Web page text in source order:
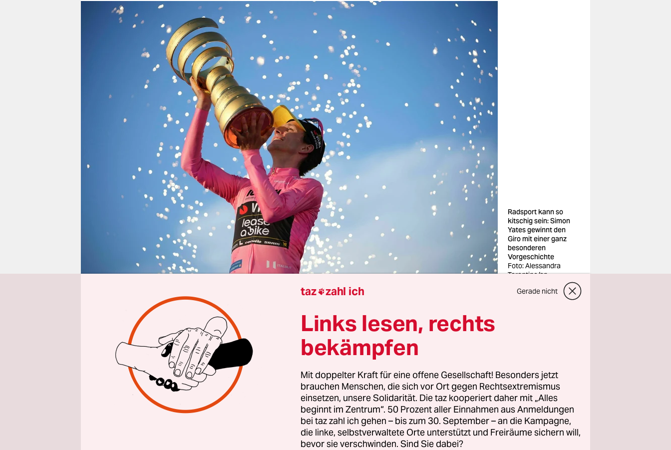
berlin
verlag
unterstützen
epaper login
Radsport kann so
kitschig sein: Simon
Yates gewinnt den
Giro mit einer ganz
besonderen
Vorgeschichte
Foto: Alessan­dra
Tarantino/ap
Aus BerlinTom Mustroph
Am Ende strahlten sie alle. Simon Yates, weil er den Giro d’Italia
gewissermaßen in letzter Minute gewonnen hatte, am letzten Anstieg
der Rundfahrt. Auch Isaac Del Toro strahlte. Der Mexikaner hatte am
letzten Berg zwar den Giro verloren. Deshalb trug er nur weiß, als
Zeichen für den besten Jungprofi, und nicht mehr rosa wie Yates. Aber
dass er bei seinem Debüt elf Tage lang im Führungstrikot sein und
einen Etappensieg feiern würde – all das hätte sich der erst 21-Jährige
vor dem Start nicht ausmalen können. „Dieser Giro war wie ein
taz zahl ich Gerade nicht
Links lesen, rechts
bekämpfen
Mit doppelter Kraft für eine offene Gesellschaft! Besonders jetzt
brauchen Menschen, die sich vor Ort gegen Rechtsextremismus
einsetzen, unsere Solidarität. Die taz kooperiert daher mit „Alles
beginnt im Zentrum“. 50 Prozent aller Einnahmen aus Anmeldungen
bei taz zahl ich gehen – bis zum 30. September – an die Kampagne,
die linke, selbstverwaltete Orte unterstützt und Freiräume sichern will,
bevor sie verschwinden. Sind Sie dabei?